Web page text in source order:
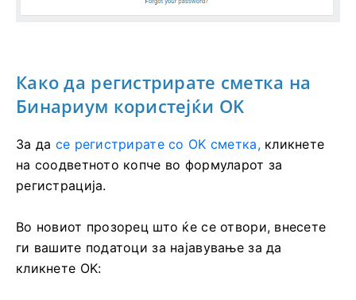
Како да регистрирате сметка на
Бинариум користејќи OK
За да се регистрирате со OK сметка,кликнете
на соодветното копче во формуларот за
регистрација.
Во новиот прозорец што ќе се отвори, внесете
ги вашите податоци за најавување за да
кликнете OK: